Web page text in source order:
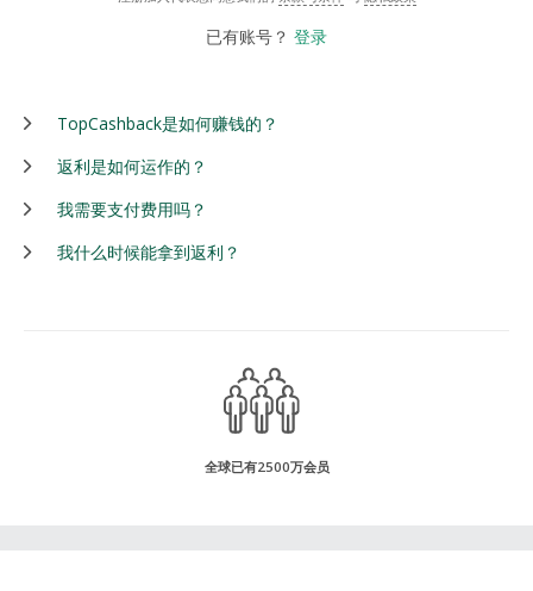
已有账号？ 登录
TopCashback是如何赚钱的？
返利是如何运作的？
我需要支付费用吗？
我什么时候能拿到返利？
全球已有2500万会员